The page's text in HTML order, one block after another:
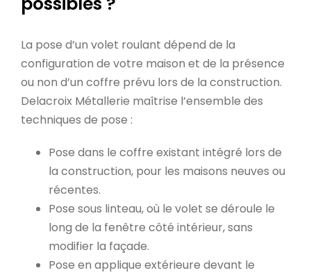
La pose d’un volet roulant dépend de la
configuration de votre maison et de la présence
ou non d’un coffre prévu lors de la construction.
Delacroix Métallerie maîtrise l’ensemble des
techniques de pose :
Pose dans le coffre existant intégré lors de
la construction, pour les maisons neuves ou
récentes.
Pose sous linteau, où le volet se déroule le
long de la fenêtre côté intérieur, sans
modifier la façade.
Pose en applique extérieure devant le